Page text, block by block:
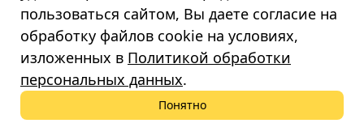
Link, Link Air, 12 месяцев
Лицензия Jaltest СV 29051 для коммерческого
транспорта для Link, Link Air, 12 месяцев
Уточняйте наличие
пользоваться сайтом, Вы даете согласие на
обработку файлов cookie на условиях,
изложенных в Политикой обработки
персональных данных.
Понятно